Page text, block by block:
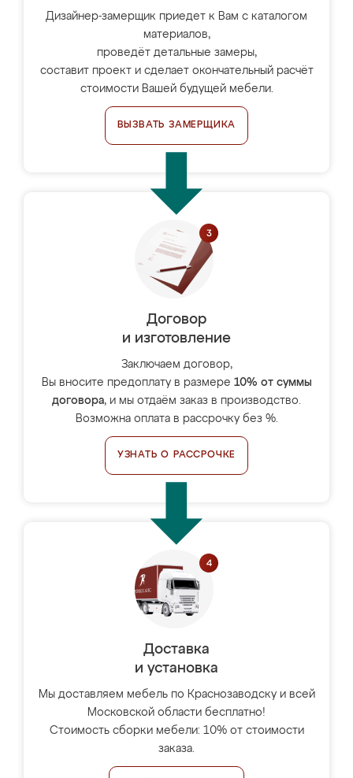
Дизайнер-замерщик приедет к Вам с каталогом
материалов,
проведёт детальные замеры,
составит проект и сделает окончательный расчёт
стоимости Вашей будущей мебели.
ВЫЗВАТЬ ЗАМЕРЩИКА
Договор
и изготовление
Заключаем договор,
Вы вносите предоплату в размере 10% от суммы
договора, и мы отдаём заказ в производство.
Возможна оплата в рассрочку без %.
УЗНАТЬ О РАССРОЧКЕ
Доставка
и установка
Мы доставляем мебель по Краснозаводску и всей
Московской области бесплатно!
Стоимость сборки мебели: 10% от стоимости
заказа.